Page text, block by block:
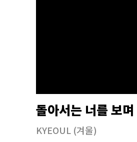
돌아서는 너를 보며
KYEOUL (겨울)